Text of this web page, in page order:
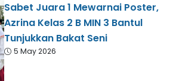
Sabet Juara 1 Mewarnai Poster,
Azrina Kelas 2 B MIN 3 Bantul
Tunjukkan Bakat Seni
5 May 2026